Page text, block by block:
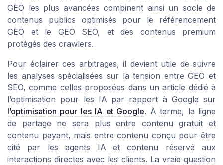
GEO les plus avancées combinent ainsi un socle de
contenus publics optimisés pour le référencement
GEO et le GEO SEO, et des contenus premium
protégés des crawlers.
Pour éclairer ces arbitrages, il devient utile de suivre
les analyses spécialisées sur la tension entre GEO et
SEO, comme celles proposées dans un article dédié à
l’optimisation pour les IA par rapport à Google sur
l’optimisation pour les IA et Google. À terme, la ligne
de partage ne sera plus entre contenu gratuit et
contenu payant, mais entre contenu conçu pour être
cité par les agents IA et contenu réservé aux
interactions directes avec les clients. La vraie question